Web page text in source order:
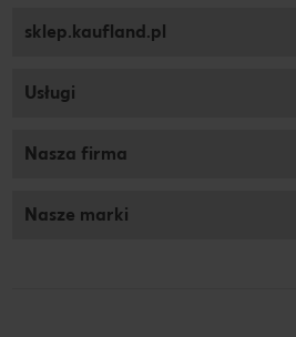
sklep.kaufland.pl
Usługi
Nasza firma
Nasze marki